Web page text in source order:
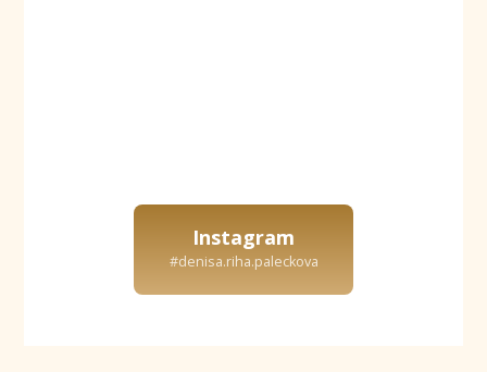
Instagram
#denisa.riha.paleckova